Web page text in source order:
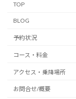
TOP
BLOG
予約状況
コース・料金
アクセス・乗降場所
お問合せ/概要